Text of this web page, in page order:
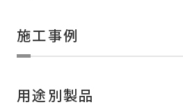
施工事例
用途別製品